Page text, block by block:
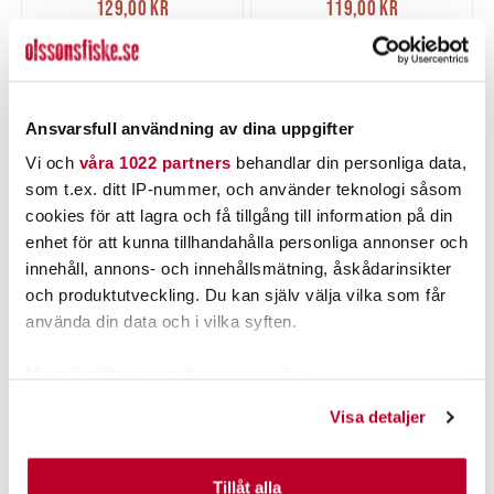
Ansvarsfull användning av dina uppgifter
Vi och våra 1022 partners behandlar din personliga data,
som t.ex. ditt IP-nummer, och använder teknologi såsom
cookies för att lagra och få tillgång till information på din
enhet för att kunna tillhandahålla personliga annonser och
innehåll, annons- och innehållsmätning, åskådarinsikter
och produktutveckling. Du kan själv välja vilka som får
använda din data och i vilka syften.
Identifiera din enhet genom att aktivt skanna den för
specifika kännetecken (fingeravtryck)
Visa detaljer
Tillåt alla
129,00 krTidigare pris
159,00 kr
129,00 kr
FLER ÄN 6 ST KVAR
119,00 krTidigare pris
149,00 kr
119,00 kr
149,00 kr
109,00 krTidigare pris:
109,00 kr